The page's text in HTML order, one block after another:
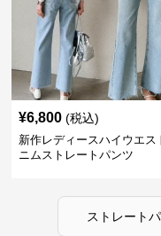
¥6,800 (税込)
新作レディースハイウエス
ニムストレートパンツ
ストレート